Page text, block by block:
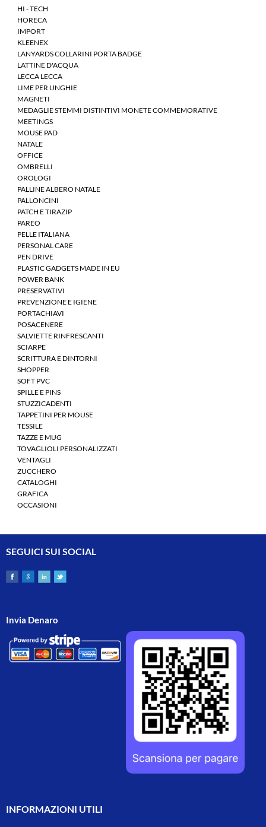
HI - TECH
HORECA
IMPORT
KLEENEX
LANYARDS COLLARINI PORTA BADGE
LATTINE D'ACQUA
LECCA LECCA
LIME PER UNGHIE
MAGNETI
MEDAGLIE STEMMI DISTINTIVI MONETE COMMEMORATIVE
MEETINGS
MOUSE PAD
NATALE
OFFICE
OMBRELLI
OROLOGI
PALLINE ALBERO NATALE
PALLONCINI
PATCH E TIRAZIP
PAREO
PELLE ITALIANA
PERSONAL CARE
PEN DRIVE
PLASTIC GADGETS MADE IN EU
POWER BANK
PRESERVATIVI
PREVENZIONE E IGIENE
PORTACHIAVI
POSACENERE
SALVIETTE RINFRESCANTI
SCIARPE
SCRITTURA E DINTORNI
SHOPPER
SOFT PVC
SPILLE E PINS
STUZZICADENTI
TAPPETINI PER MOUSE
TESSILE
TAZZE E MUG
TOVAGLIOLI PERSONALIZZATI
VENTAGLI
ZUCCHERO
CATALOGHI
GRAFICA
OCCASIONI
SEGUICI SUI SOCIAL
Invia Denaro
INFORMAZIONI UTILI